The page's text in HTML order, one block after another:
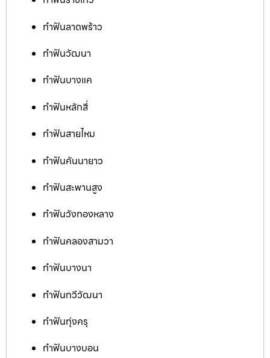
ทำฟันลาดพร้าว
ทำฟันวัฒนา
ทำฟันบางแค
ทำฟันหลักสี่
ทำฟันสายไหม
ทำฟันคันนายาว
ทำฟันสะพานสูง
ทำฟันวังทองหลาง
ทำฟันคลองสามวา
ทำฟันบางนา
ทำฟันทวีวัฒนา
ทำฟันทุ่งครุ
ทำฟันบางบอน